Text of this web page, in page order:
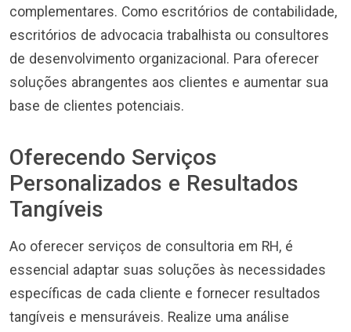
complementares. Como escritórios de contabilidade,
escritórios de advocacia trabalhista ou consultores
de desenvolvimento organizacional. Para oferecer
soluções abrangentes aos clientes e aumentar sua
base de clientes potenciais.
Oferecendo Serviços
Personalizados e Resultados
Tangíveis
Ao oferecer serviços de consultoria em RH, é
essencial adaptar suas soluções às necessidades
específicas de cada cliente e fornecer resultados
tangíveis e mensuráveis. Realize uma análise